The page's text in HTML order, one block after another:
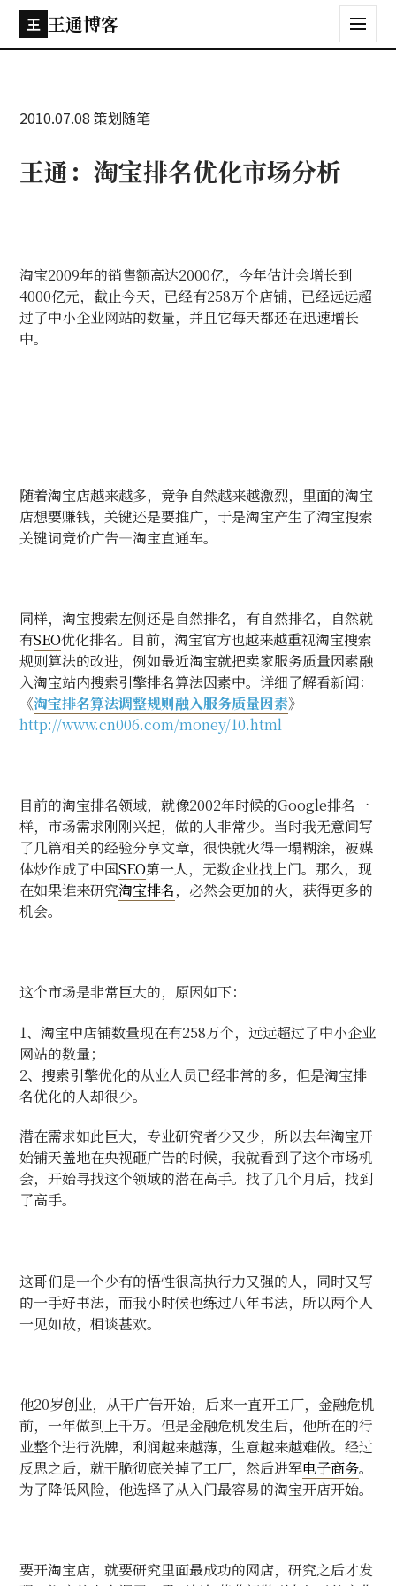
王 王通博客
2010.07.08 策划随笔
王通：淘宝排名优化市场分析
淘宝2009年的销售额高达2000亿，今年估计会增长到
4000亿元，截止今天，已经有258万个店铺，已经远远超
过了中小企业网站的数量，并且它每天都还在迅速增长
中。
随着淘宝店越来越多，竞争自然越来越激烈，里面的淘宝
店想要赚钱，关键还是要推广，于是淘宝产生了淘宝搜索
关键词竞价广告—淘宝直通车。
同样，淘宝搜索左侧还是自然排名，有自然排名，自然就
有SEO优化排名。目前，淘宝官方也越来越重视淘宝搜索
规则算法的改进，例如最近淘宝就把卖家服务质量因素融
入淘宝站内搜索引擎排名算法因素中。详细了解看新闻：
《淘宝排名算法调整规则融入服务质量因素》
http://www.cn006.com/money/10.html
目前的淘宝排名领域，就像2002年时候的Google排名一
样，市场需求刚刚兴起，做的人非常少。当时我无意间写
了几篇相关的经验分享文章，很快就火得一塌糊涂，被媒
体炒作成了中国SEO第一人，无数企业找上门。那么，现
在如果谁来研究淘宝排名，必然会更加的火，获得更多的
机会。
这个市场是非常巨大的，原因如下：
1、淘宝中店铺数量现在有258万个，远远超过了中小企业
网站的数量；
2、搜索引擎优化的从业人员已经非常的多，但是淘宝排
名优化的人却很少。
潜在需求如此巨大，专业研究者少又少，所以去年淘宝开
始铺天盖地在央视砸广告的时候，我就看到了这个市场机
会，开始寻找这个领域的潜在高手。找了几个月后，找到
了高手。
这哥们是一个少有的悟性很高执行力又强的人，同时又写
的一手好书法，而我小时候也练过八年书法，所以两个人
一见如故，相谈甚欢。
他20岁创业，从干广告开始，后来一直开工厂，金融危机
前，一年做到上千万。但是金融危机发生后，他所在的行
业整个进行洗牌，利润越来越薄，生意越来越难做。经过
反思之后，就干脆彻底关掉了工厂，然后进军电子商务。
为了降低风险，他选择了从入门最容易的淘宝开店开始。
要开淘宝店，就要研究里面最成功的网店，研究之后才发